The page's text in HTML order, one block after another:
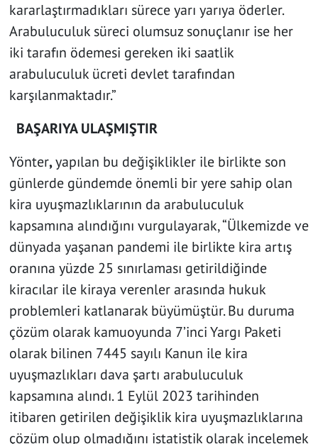
kararlaştırmadıkları sürece yarı yarıya öderler.
Arabuluculuk süreci olumsuz sonuçlanır ise her
iki tarafın ödemesi gereken iki saatlik
arabuluculuk ücreti devlet tarafından
karşılanmaktadır.”
BAŞARIYA ULAŞMIŞTIR
Yönter,yapılan bu değişiklikler ile birlikte son
günlerde gündemde önemli bir yere sahip olan
kira uyuşmazlıklarının da arabuluculuk
kapsamına alındığını vurgulayarak, “Ülkemizde ve
dünyada yaşanan pandemi ile birlikte kira artış
oranına yüzde 25 sınırlaması getirildiğinde
kiracılar ile kiraya verenler arasında hukuk
problemleri katlanarak büyümüştür. Bu duruma
çözüm olarak kamuoyunda 7’inci Yargı Paketi
olarak bilinen 7445 sayılı Kanun ile kira
uyuşmazlıkları dava şartı arabuluculuk
kapsamına alındı. 1 Eylül 2023 tarihinden
itibaren getirilen değişiklik kira uyuşmazlıklarına
çözüm olup olmadığını istatistik olarak incelemek